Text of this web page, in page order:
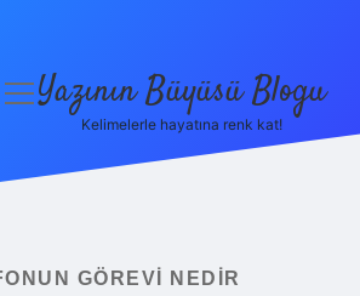
menüyü
Yazının Büyüsü Blogu
Kelimelerle hayatına renk kat!
GÖREVI NEDIR